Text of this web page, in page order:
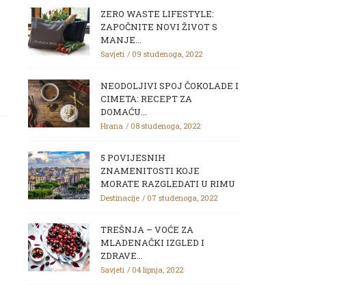
ZERO WASTE LIFESTYLE:
ZAPOČNITE NOVI ŽIVOT S
MANJE...
Savjeti 09 studenoga, 2022
NEODOLJIVI SPOJ ČOKOLADE I
CIMETA: RECEPT ZA
DOMAĆU...
Hrana 08 studenoga, 2022
5 POVIJESNIH
ZNAMENITOSTI KOJE
MORATE RAZGLEDATI U RIMU
Destinacije 07 studenoga, 2022
TREŠNJA – VOĆE ZA
MLADENAČKI IZGLED I
ZDRAVE...
Savjeti 04 lipnja, 2022